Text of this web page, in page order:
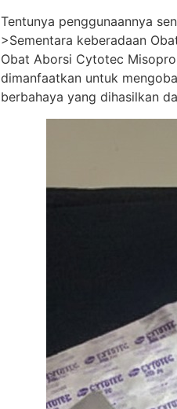
Tentunya penggunaannya
>Sementara keberadaan
Obat Aborsi Cytotec
dimanfaatkan untuk
berbahaya yang dihasilkan